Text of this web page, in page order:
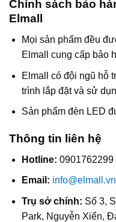
Chính sách bảo
Elmall
Mọi sản phẩm đều
Elmall cung cấp bảo
Elmall có đội ngũ hỗ
trình lắp đặt và sử
Sản phẩm đèn LED
Thông tin liên hệ
Hotline: 0901762299
Email: info@elmall.vn
Trụ sở chính: Số 3,
Park, Nguyễn Xiển,